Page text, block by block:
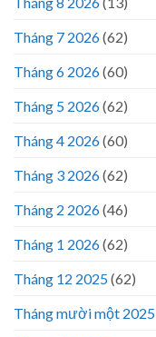
Tháng 7 2026(62)
Tháng 6 2026(60)
Tháng 5 2026(62)
Tháng 4 2026(60)
Tháng 3 2026(62)
Tháng 2 2026(46)
Tháng 1 2026(62)
Tháng 12 2025(62)
Tháng mười một 2025